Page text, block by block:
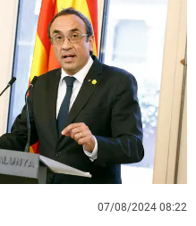
07/08/2024 08:22